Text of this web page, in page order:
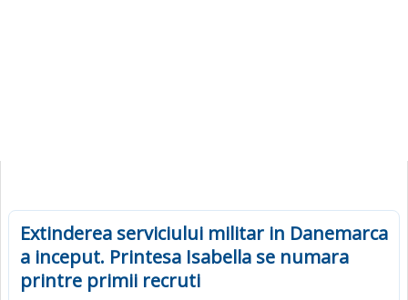
Extinderea serviciului militar in Danemarca
a inceput. Printesa Isabella se numara
printre primii recruti